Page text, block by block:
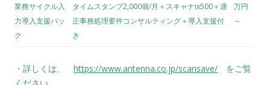
業務サイクル入
力導入支援パッ
ク
タイムスタンプ2,000個/月＋スキャナix500＋適
正事務処理要件コンサルティング＋導入支援付
き
万円
～
・詳しくは、 https://www.antenna.co.jp/scansave/ をご覧
ください。